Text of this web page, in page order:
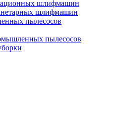
шлифмашин
шлифмашин
пылесосов
пылесосов